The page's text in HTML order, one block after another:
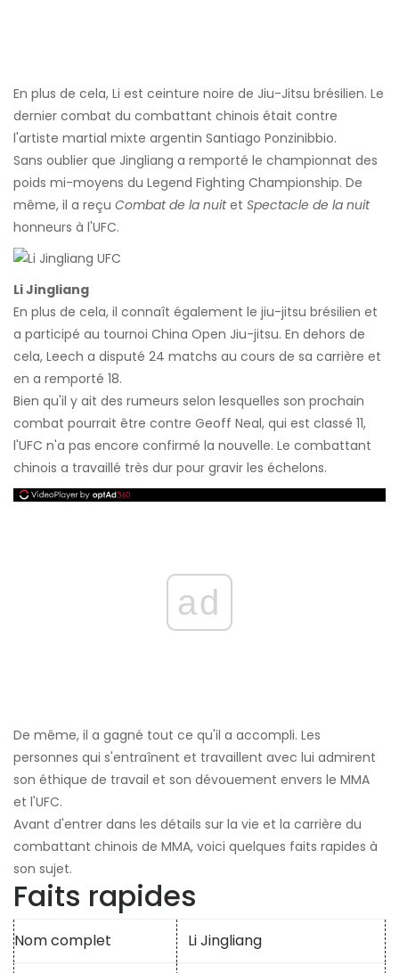
En plus de cela, Li est ceinture noire de Jiu-Jitsu brésilien. Le
dernier combat du combattant chinois était contre
l'artiste martial mixte argentin Santiago Ponzinibbio.
Sans oublier que Jingliang a remporté le championnat des
poids mi-moyens du Legend Fighting Championship. De
même, il a reçu Combat de la nuitet Spectacle de la nuit
honneurs à l'UFC.
Li Jingliang
En plus de cela, il connaît également le jiu-jitsu brésilien et
a participé au tournoi China Open Jiu-jitsu. En dehors de
cela, Leech a disputé 24 matchs au cours de sa carrière et
en a remporté 18.
Bien qu'il y ait des rumeurs selon lesquelles son prochain
combat pourrait être contre Geoff Neal, qui est classé 11,
l'UFC n'a pas encore confirmé la nouvelle. Le combattant
chinois a travaillé très dur pour gravir les échelons.
ad
De même, il a gagné tout ce qu'il a accompli. Les
personnes qui s'entraînent et travaillent avec lui admirent
son éthique de travail et son dévouement envers le MMA
et l'UFC.
Avant d'entrer dans les détails sur la vie et la carrière du
combattant chinois de MMA, voici quelques faits rapides à
son sujet.
Faits rapides
Nom complet Li Jingliang